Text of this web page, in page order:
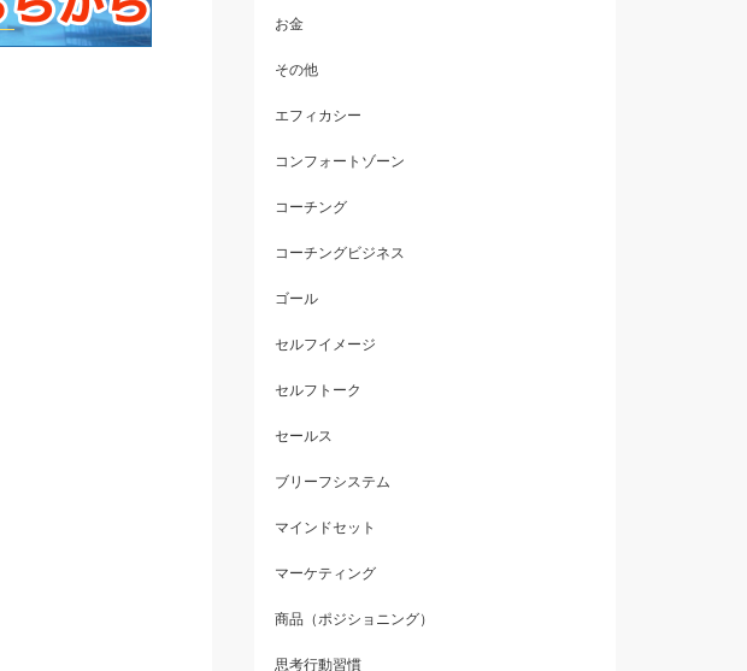
お金
その他
エフィカシー
コンフォートゾーン
コーチング
コーチングビジネス
ゴール
セルフイメージ
セルフトーク
セールス
ブリーフシステム
マインドセット
マーケティング
商品（ポジショニング）
思考行動習慣